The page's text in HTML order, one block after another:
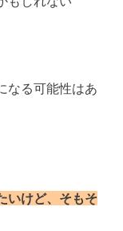
なる可能性はあ
いけど、そもそ